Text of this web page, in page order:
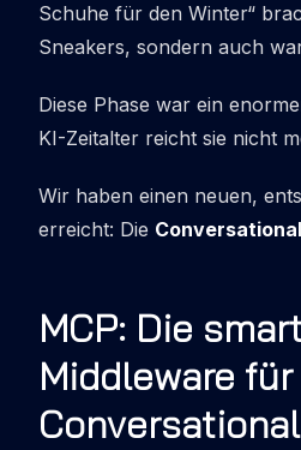
Schuhe für den Winter“
Sneakers, sondern auch
Diese Phase war ein
KI-Zeitalter reicht sie nicht
Wir haben einen neuen,
erreicht: Die
MCP: Die
Middleware für